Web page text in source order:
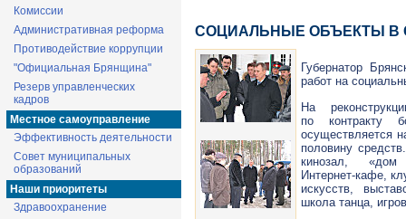
Комиссии
Административная реформа
Противодействие коррупции
"Официальная Брянщина"
Резерв управленческих
кадров
Местное самоуправление
Эффективность деятельности
Совет муниципальных
образований
Наши приоритеты
Здравоохранение
СОЦИАЛЬНЫЕ ОБЪЕКТЫ В
Губернатор
работ на
На
по контракту
осуществляется
половину
кинозал, «дом
Интернет-кафе ,
искусств,
школа танца,